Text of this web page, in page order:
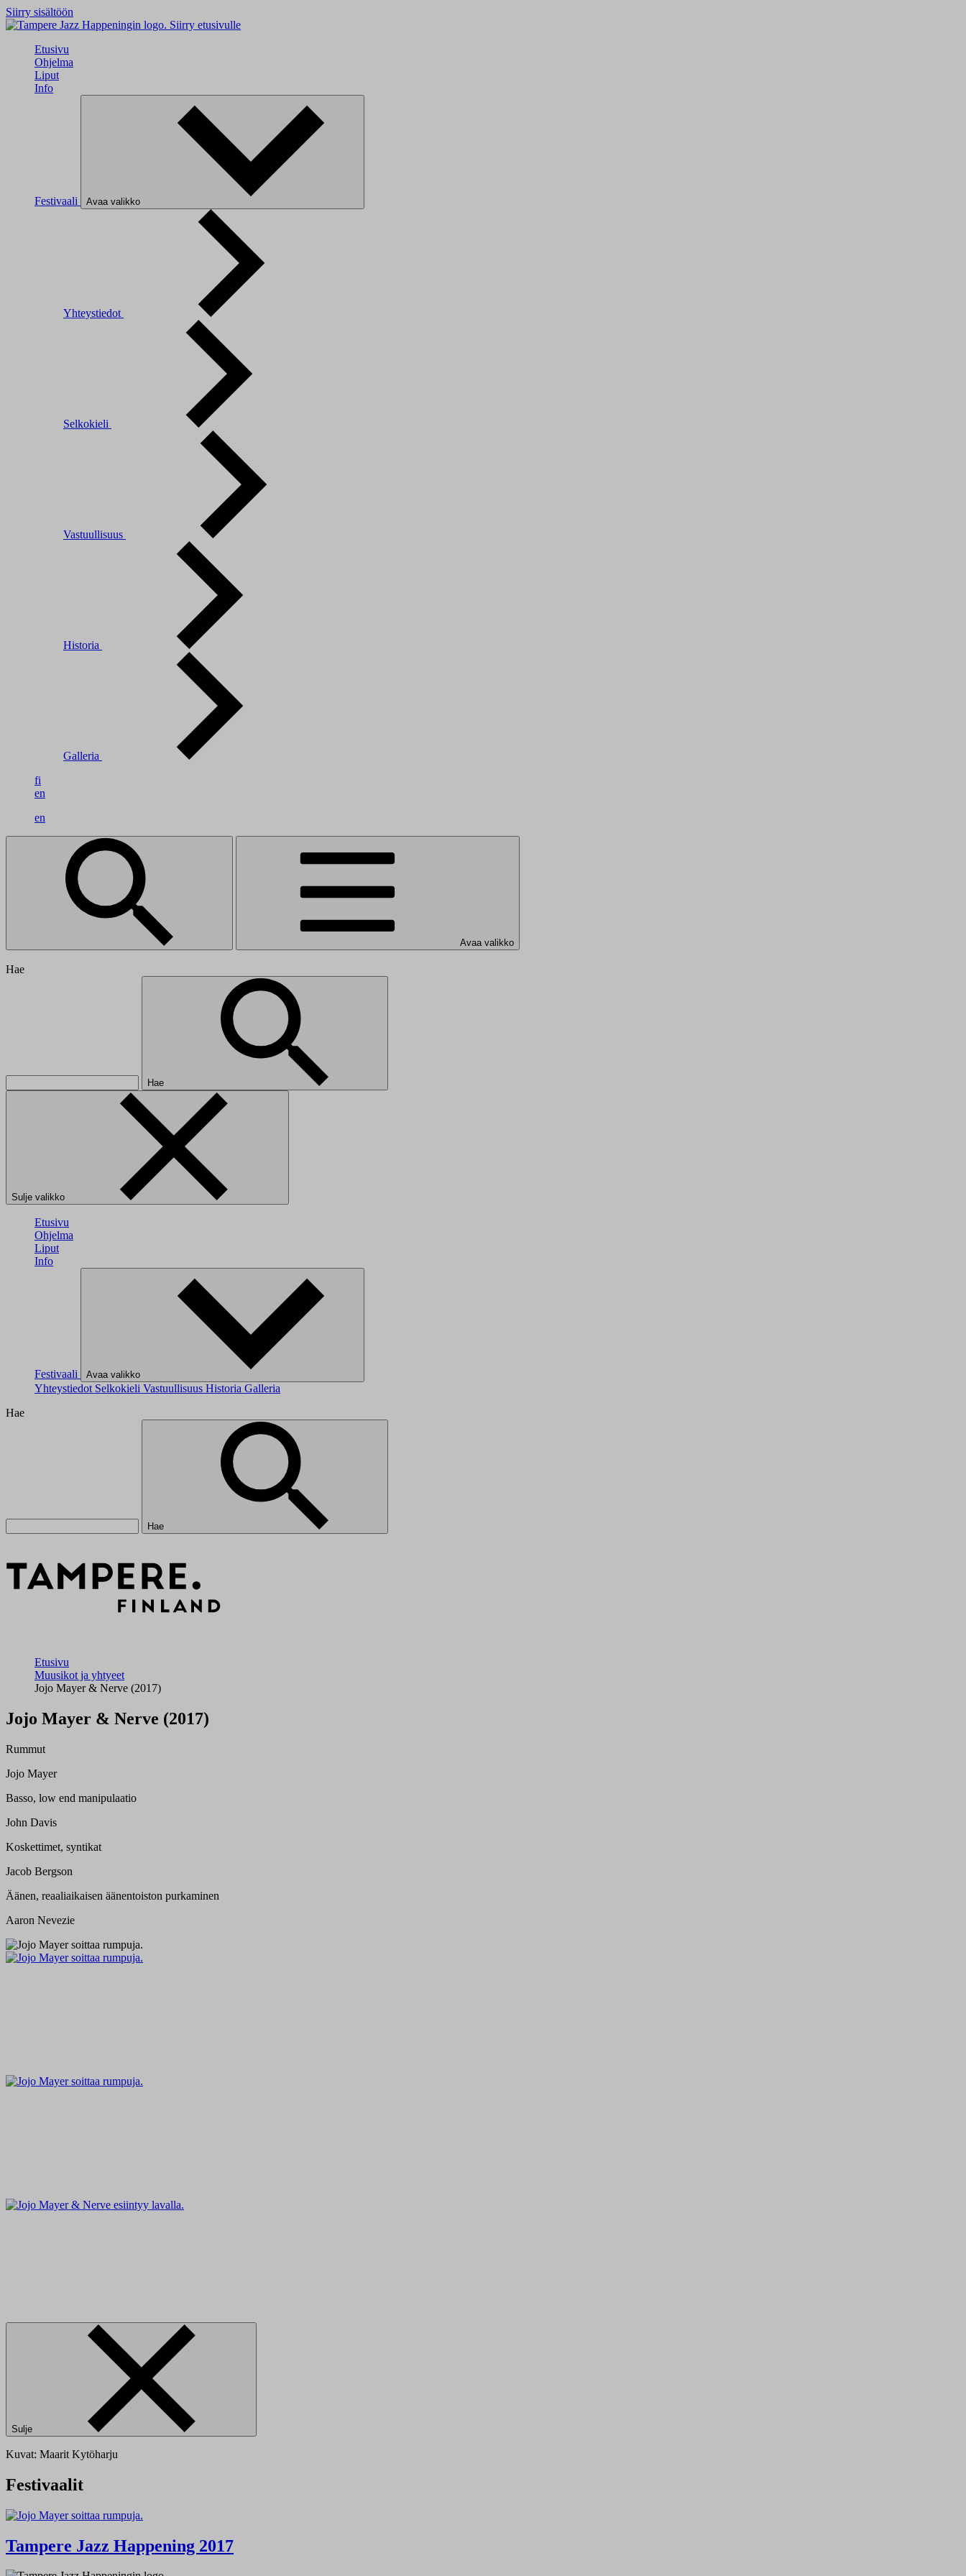
Siirry sisältöön
Siirry etusivulle
Etusivu
Ohjelma
Liput
Info
Festivaali Avaa valikko
Yhteystiedot
Selkokieli
Vastuullisuus
Historia
Galleria
fi
en
en
Avaa valikko
Hae
Hae
Sulje valikko
Etusivu
Ohjelma
Liput
Info
Festivaali Avaa valikko
Yhteystiedot Selkokieli Vastuullisuus Historia Galleria
Hae
Hae
Etusivu
Muusikot ja yhtyeet
Jojo Mayer & Nerve (2017)
Jojo Mayer & Nerve (2017)
Rummut
Jojo Mayer
Basso, low end manipulaatio
John Davis
Koskettimet, syntikat
Jacob Bergson
Äänen, reaaliaikaisen äänentoiston purkaminen
Aaron Nevezie
Sulje
Kuvat: Maarit Kytöharju
Festivaalit
Tampere Jazz Happening 2017